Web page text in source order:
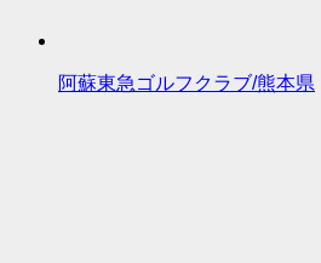
阿蘇東急ゴルフクラブ/熊本県